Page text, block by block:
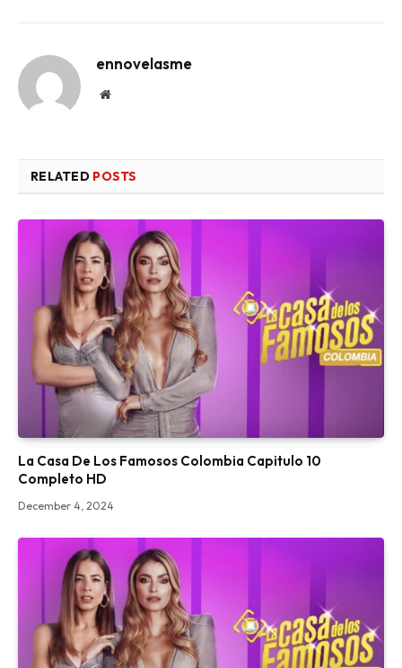
ennovelasme
Website
RELATED POSTS
La Casa De Los Famosos Colombia Capitulo 10
Completo HD
December 4, 2024